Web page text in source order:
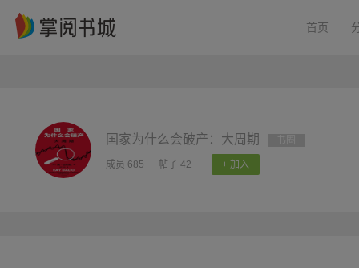
首页
国家为什么会破产：大周期
成员 685 帖子 42 + 加入